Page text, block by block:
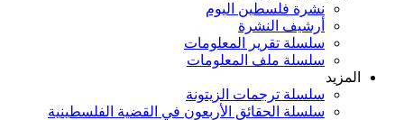
نشرة فلسطين اليوم
أرشيف النشرة
سلسلة تقرير المعلومات
سلسلة ملف المعلومات
المزيد
سلسلة ترجمات الزيتونة
سلسلة الحقائق الأربعون في القضية الفلسطينية